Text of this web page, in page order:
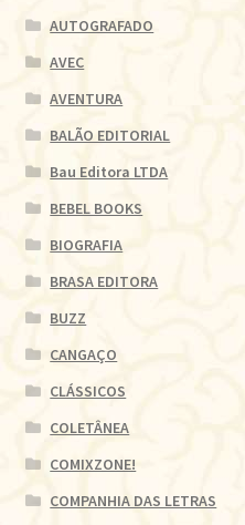
AUTOGRAFADO
AVEC
AVENTURA
BALÃO EDITORIAL
Bau Editora LTDA
BEBEL BOOKS
BIOGRAFIA
BRASA EDITORA
BUZZ
CANGAÇO
CLÁSSICOS
COLETÂNEA
COMIXZONE!
COMPANHIA DAS LETRAS